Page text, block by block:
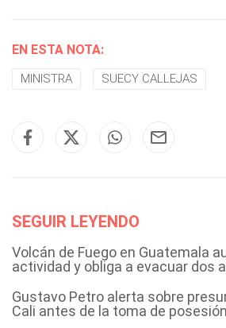
EN ESTA NOTA:
MINISTRA SUECY CALLEJAS
SEGUIR LEYENDO
Volcán de Fuego en Guatemala
actividad y obliga a evacuar dos
Gustavo Petro alerta sobre
Cali antes de la toma de